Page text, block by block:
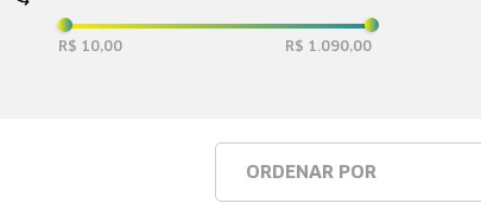
R$ 10,00 R$ 1.090,00
ORDENAR POR